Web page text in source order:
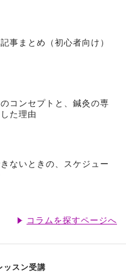
事まとめ（初心者向け）
コンセプトと、鍼灸の専
た理由
ないときの、スケジュー
コラムを探すページへ
ッスン受講